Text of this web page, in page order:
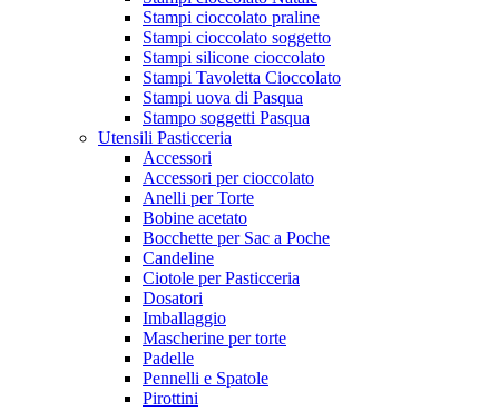
Stampi cioccolato praline
Stampi cioccolato soggetto
Stampi silicone cioccolato
Stampi Tavoletta Cioccolato
Stampi uova di Pasqua
Stampo soggetti Pasqua
Utensili Pasticceria
Accessori
Accessori per cioccolato
Anelli per Torte
Bobine acetato
Bocchette per Sac a Poche
Candeline
Ciotole per Pasticceria
Dosatori
Imballaggio
Mascherine per torte
Padelle
Pennelli e Spatole
Pirottini